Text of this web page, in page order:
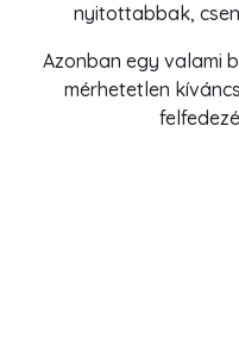
nyitottabbak,
Azonban egy valami
mérhetetlen